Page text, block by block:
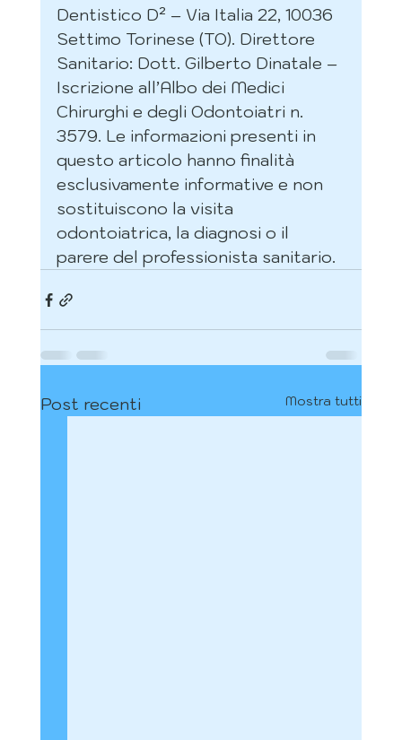
Dentistico D² – Via Italia 22, 10036
Settimo Torinese (TO). Direttore
Sanitario: Dott. Gilberto Dinatale –
Iscrizione all’Albo dei Medici
Chirurghi e degli Odontoiatri n.
3579. Le informazioni presenti in
questo articolo hanno finalità
esclusivamente informative e non
sostituiscono la visita
odontoiatrica, la diagnosi o il
parere del professionista sanitario.
Post recenti Mostra tutti